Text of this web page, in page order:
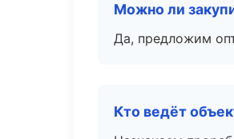
Можно ли
Да, предложим
Кто ведёт